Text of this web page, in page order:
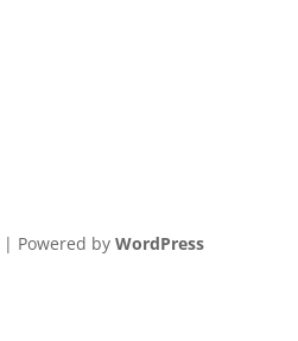
| Powered byWordPress